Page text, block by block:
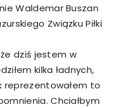
Waldemar Buszan
Związku Piłki
dziś jestem w
kilka ładnych,
reprezentowałem to
Chciałbym